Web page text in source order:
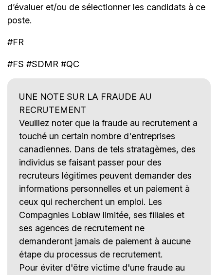
d’évaluer et/ou de sélectionner les candidats à ce
poste.
#FR
#FS #SDMR #QC
UNE NOTE SUR LA FRAUDE AU
RECRUTEMENT
Veuillez noter que la fraude au recrutement a
touché un certain nombre d'entreprises
canadiennes. Dans de tels stratagèmes, des
individus se faisant passer pour des
recruteurs légitimes peuvent demander des
informations personnelles et un paiement à
ceux qui recherchent un emploi. Les
Compagnies Loblaw limitée, ses filiales et
ses agences de recrutement ne
demanderont jamais de paiement à aucune
étape du processus de recrutement.
Pour éviter d'être victime d'une fraude au